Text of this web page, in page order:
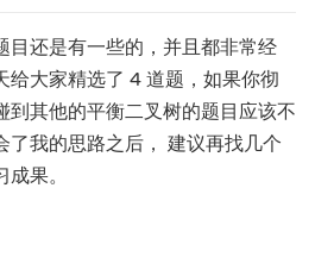
目还是有一些的，并且都非常经
给大家精选了 4 道题，如果你彻
到其他的平衡二叉树的题目应该不
了我的思路之后， 建议再找几个
果。